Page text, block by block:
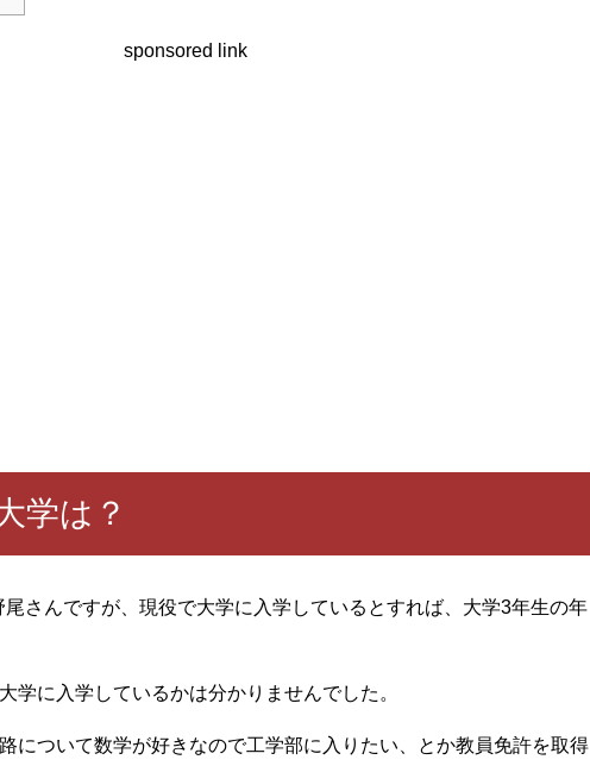
sponsored link
学は？
さんですが、現役で大学に入学しているとすれば、大学3年生の年
学に入学しているかは分かりませんでした。
について数学が好きなので工学部に入りたい、とか教員免許を取得